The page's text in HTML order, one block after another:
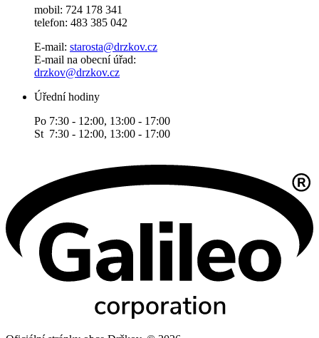
mobil: 724 178 341
telefon: 483 385 042
E-mail: starosta@drzkov.cz
E-mail na obecní úřad:
drzkov@drzkov.cz
Úřední hodiny
Po 7:30 - 12:00, 13:00 - 17:00
St 7:30 - 12:00, 13:00 - 17:00